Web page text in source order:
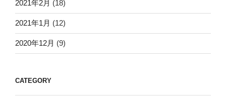
2021年2月 (18)
2021年1月 (12)
2020年12月 (9)
CATEGORY